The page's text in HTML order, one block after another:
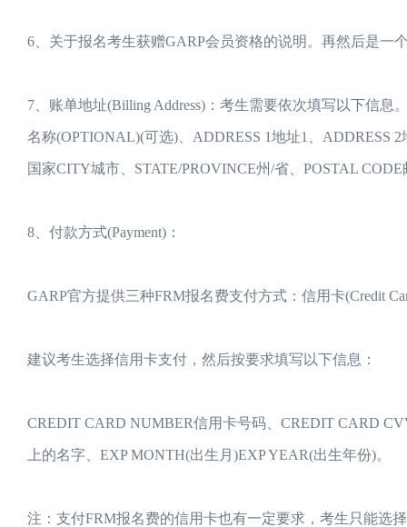
6、关于报名考生获赠GARP会员资格的说明。再然后是一
7、账单地址(Billing Address)：考生需要依次填写以下信
名称(OPTIONAL)(可选)、ADDRESS 1地址1、ADDRESS
国家CITY城市、STATE/PROVINCE州/省、POSTAL
8、付款方式(Payment)：
GARP官方提供三种FRM报名费支付方式：信用卡(Credit
建议考生选择信用卡支付，然后按要求填写以下信息：
CREDIT CARD NUMBER信用卡号码、CREDIT CARD
上的名字、EXP MONTH(出生月)EXP YEAR(出生年份)。
注：支付FRM报名费的信用卡也有一定要求，考生只能选择